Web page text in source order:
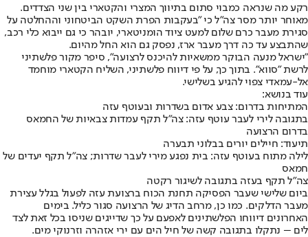
רקע מה שנראה כמבוי סתום בתיווך המצרי והקטארי בין שני הצדדים.
מאוחר יותר מסר צה"ל כי "בעקבות הפרת השקט הביטחוני וההחלטה על
סגירת מעבר כרם שלום למעט ציוד הומניטארי, יובהר כי גם ייבוא כלי רכב,
שהתבצע עד כה דרך מעבר ארז, נפסק גם הוא החל מהיום.
"ישראל מנעה הבוקר ממשאיות להיכנס לרצועה", סיפר מקור פלשתיני
לרשת "סווא". בתוך כך, על פי דיווח פלשתיני, השליח הקטארי מוחמד
אל-עמאדי צפוי להגיע בשלישי.
עוד בנושא:
המתיחות בדרום: צבע אדום בשדרות ובעוטף עזה
בתגובה לירי לעבר עוטף עזה: צה"ל תקף עמדות צבאיות של החמאס
בדרום הרצועה
תיעוד: חיילים יורים בבלוני תבערה
לילה מתוח בעוטף עזה: בית נפגע מירי לעבר שדרות; צה"ל תקף יעדים של
חמאס
צה"ל תקף בעזה בתגובה לשיגור רקטה
ביום שלישי שעבר הפסיקה תחנת הכוח ברצועת עזה לפעול בגלל עצירת
מעבר הדלקים. כמו כן, מרחב הדיג של הרצועה סגור כליל. בימים
האחרונים דיווחו הפלשתינים לאפעם על כך שדייגים שניסו בכל זאת לצד
לים – נתקלו בתגובה קשה של חיל הים עם ירי אזהרה וזרנוקי מים.